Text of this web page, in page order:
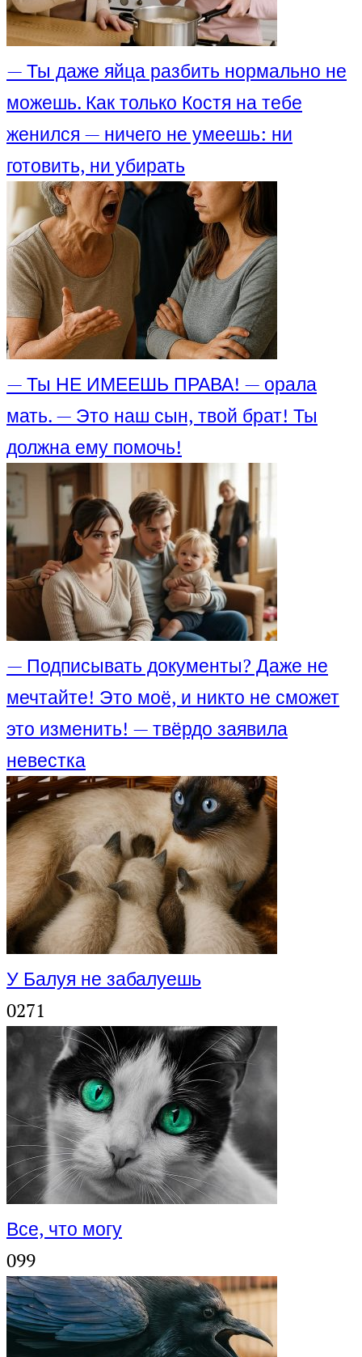
— Ты даже яйца разбить нормально не
можешь. Как только Костя на тебе
женился — ничего не умеешь: ни
готовить, ни убирать
— Ты НЕ ИМЕЕШЬ ПРАВА! — орала
мать. — Это наш сын, твой брат! Ты
должна ему помочь!
— Подписывать документы? Даже не
мечтайте! Это моё, и никто не сможет
это изменить! — твёрдо заявила
невестка
У Балуя не забалуешь
0271
Все, что могу
099